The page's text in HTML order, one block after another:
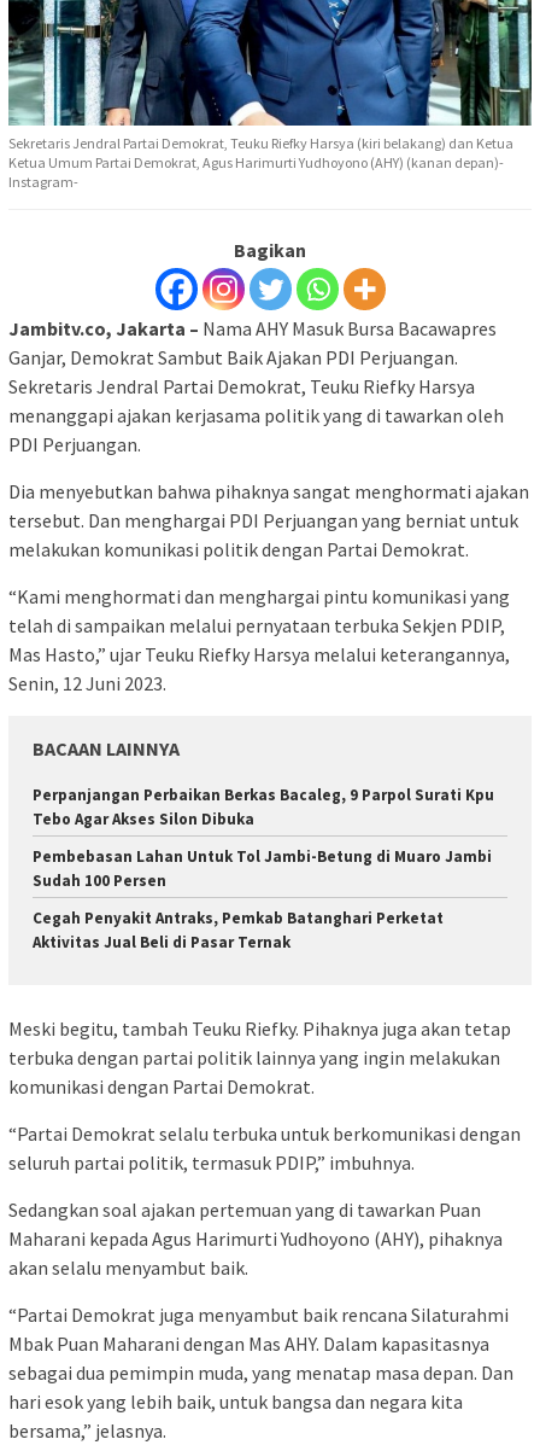
Sekretaris Jendral Partai Demokrat, Teuku Riefky Harsya (kiri belakang) dan Ketua
Ketua Umum Partai Demokrat, Agus Harimurti Yudhoyono (AHY) (kanan depan)-
Instagram-
Bagikan
Jambitv.co, Jakarta – Nama AHY Masuk Bursa Bacawapres
Ganjar, Demokrat Sambut Baik Ajakan PDI Perjuangan.
Sekretaris Jendral Partai Demokrat, Teuku Riefky Harsya
menanggapi ajakan kerjasama politik yang di tawarkan oleh
PDI Perjuangan.
Dia menyebutkan bahwa pihaknya sangat menghormati ajakan
tersebut. Dan menghargai PDI Perjuangan yang berniat untuk
melakukan komunikasi politik dengan Partai Demokrat.
“Kami menghormati dan menghargai pintu komunikasi yang
telah di sampaikan melalui pernyataan terbuka Sekjen PDIP,
Mas Hasto,” ujar Teuku Riefky Harsya melalui keterangannya,
Senin, 12 Juni 2023.
BACAAN LAINNYA
Perpanjangan Perbaikan Berkas Bacaleg, 9 Parpol Surati Kpu
Tebo Agar Akses Silon Dibuka
Pembebasan Lahan Untuk Tol Jambi-Betung di Muaro Jambi
Sudah 100 Persen
Cegah Penyakit Antraks, Pemkab Batanghari Perketat
Aktivitas Jual Beli di Pasar Ternak
Meski begitu, tambah Teuku Riefky. Pihaknya juga akan tetap
terbuka dengan partai politik lainnya yang ingin melakukan
komunikasi dengan Partai Demokrat.
“Partai Demokrat selalu terbuka untuk berkomunikasi dengan
seluruh partai politik, termasuk PDIP,” imbuhnya.
Sedangkan soal ajakan pertemuan yang di tawarkan Puan
Maharani kepada Agus Harimurti Yudhoyono (AHY), pihaknya
akan selalu menyambut baik.
“Partai Demokrat juga menyambut baik rencana Silaturahmi
Mbak Puan Maharani dengan Mas AHY. Dalam kapasitasnya
sebagai dua pemimpin muda, yang menatap masa depan. Dan
hari esok yang lebih baik, untuk bangsa dan negara kita
bersama,” jelasnya.